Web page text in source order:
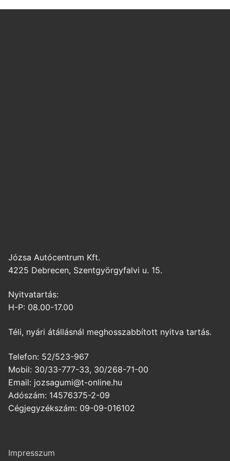
Józsa Autócentrum Kft.
4225 Debrecen, Szentgyörgyfalvi u. 15.
Nyitvatartás:
H-P: 08.00-17.00
Téli, nyári átállásnál meghosszabbított nyitva tartás.
Telefon: 52/523-967
Mobil: 30/33-777-33, 30/268-71-00
Email: jozsagumi@t-online.hu
Adószám: 14576375-2-09
Cégjegyzékszám: 09-09-016102
Impresszum